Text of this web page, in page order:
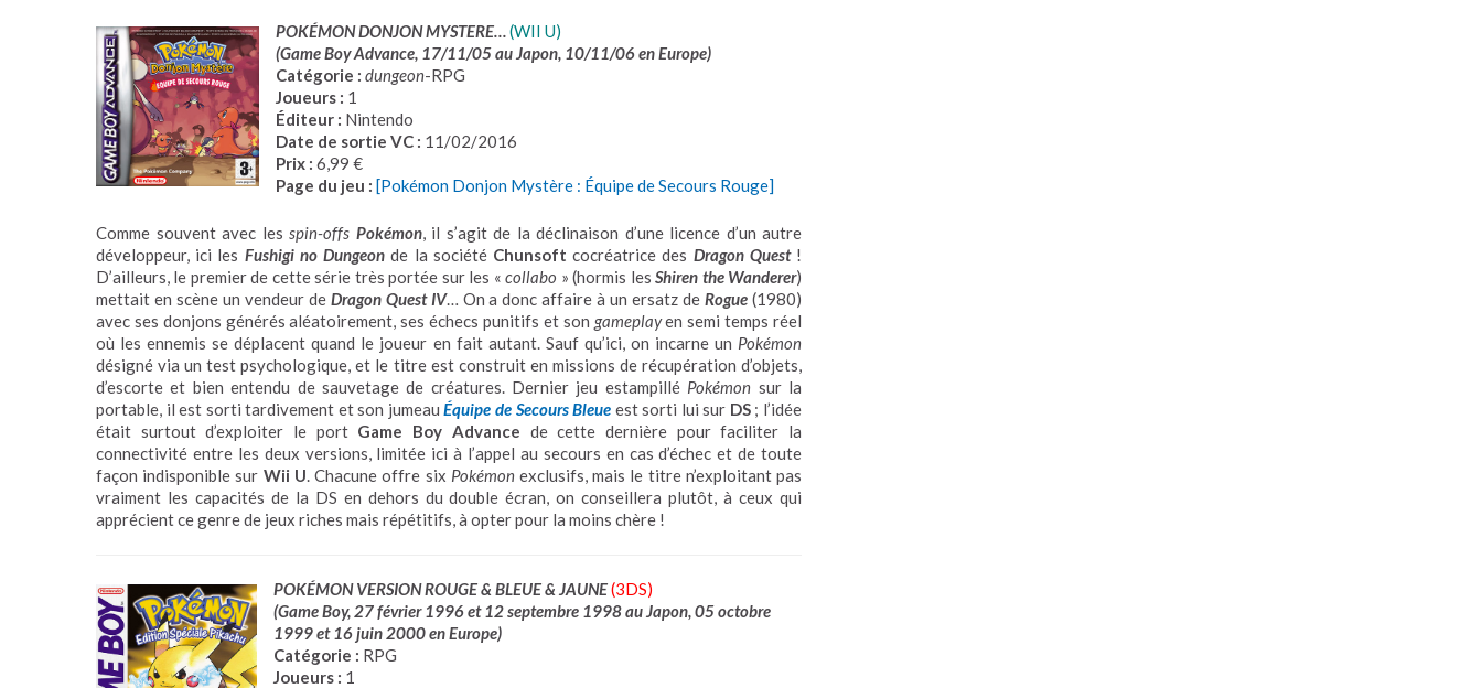
POKÉMON DONJON MYSTERE…(WII U)
(Game Boy Advance, 17/11/05 au Japon, 10/11/06 en Europe)
Catégorie : dungeon-RPG
Joueurs : 1
Éditeur : Nintendo
Date de sortie VC : 11/02/2016
Prix : 6,99 €
Page du jeu : [Pokémon Donjon Mystère : Équipe de Secours Rouge]
Comme souvent avec les spin-offs Pokémon, il s’agit de la déclinaison d’une licence d’un autre
développeur, ici les Fushigi no Dungeon de la société Chunsoft cocréatrice des Dragon Quest!
D’ailleurs, le premier de cette série très portée sur les « collabo » (hormis lesShiren the Wanderer)
mettait en scène un vendeur de Dragon Quest IV… On a donc affaire à un ersatz de Rogue (1980)
avec ses donjons générés aléatoirement, ses échecs punitifs et son gameplayen semi temps réel
où les ennemis se déplacent quand le joueur en fait autant. Sauf qu’ici, on incarne un Pokémon
désigné via un test psychologique, et le titre est construit en missions de récupération d’objets,
d’escorte et bien entendu de sauvetage de créatures. Dernier jeu estampillé Pokémon sur la
portable, il est sorti tardivement et son jumeauÉquipe de Secours Bleue est sorti lui sur DS; l’idée
était surtout d’exploiter le port Game Boy Advance de cette dernière pour faciliter la
connectivité entre les deux versions, limitée ici à l’appel au secours en cas d’échec et de toute
façon indisponible sur Wii U . Chacune offre six Pokémonexclusifs, mais le titre n’exploitant pas
vraiment les capacités de la DS en dehors du double écran, on conseillera plutôt, à ceux qui
apprécient ce genre de jeux riches mais répétitifs, à opter pour la moins chère !
POKÉMON VERSION ROUGE & BLEUE & JAUNE(3DS)
(Game Boy, 27 février 1996 et 12 septembre 1998 au Japon, 05 octobre
1999 et 16 juin 2000 en Europe)
Catégorie : RPG
Joueurs : 1